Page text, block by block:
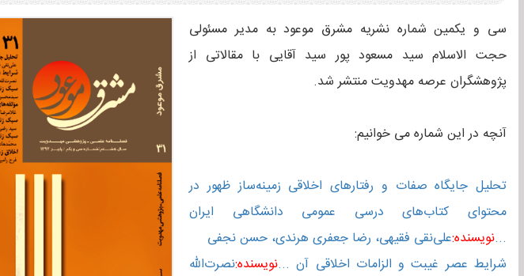
سی و یکمین شماره نشریه مشرق موعود به مدیر مسئولی
حجت الاسلام سید مسعود پور سید آقایی با مقالاتی از
پژوهشگران عرصه مهدویت منتشر شد.
آنچه در این شماره می خوانیم:
تحلیل جایگاه صفات و رفتارهای اخلاقی زمینه‌ساز ظهور در
محتوای کتاب‌های درسی عمومی دانشگاهی ایران
...نویسنده:علی‌نقی فقیهی، رضا جعفری هرندی، حسن نجفی
شرایط عصر غیبت و الزامات اخلاقی آن ...نویسنده:نصرت‌الله